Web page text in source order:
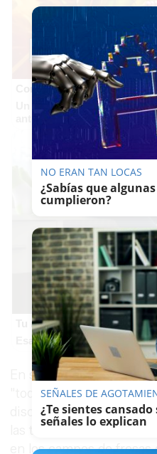
Corepunk MMORPG
Un verdadero MMORPG de
antes, pero mejor!
Tu memoria y la música
Esa canción antigua que no
En su comunicado, la
"todas las formas de
discriminación a las que
las trabajadoras
en los campos de
NO ERAN TAN LOCAS
¿Sabías que
cumplieron?
SEÑALES DE
¿Te sientes
señales lo explican